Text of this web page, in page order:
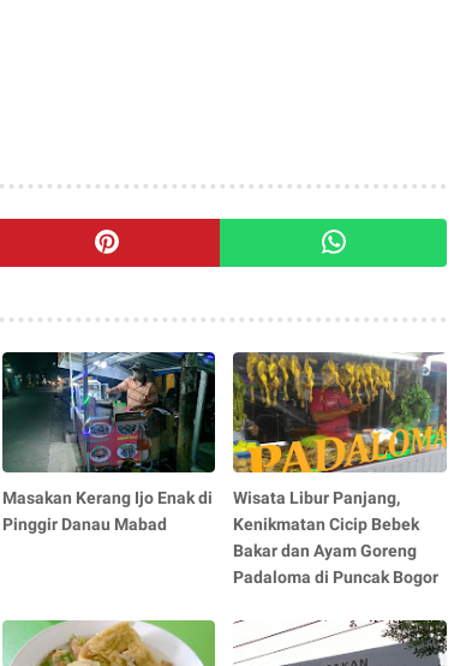
Masakan Kerang Ijo Enak di
Pinggir Danau Mabad
Wisata Libur Panjang,
Kenikmatan Cicip Bebek
Bakar dan Ayam Goreng
Padaloma di Puncak Bogor